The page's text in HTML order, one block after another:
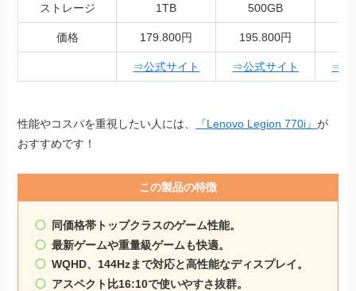
ストレージ 1TB 500GB
価格 179.800円 195.800円
⇒公式サイト ⇒公式サイト ⇒公
性能やコスパを重視したい人には、 『Lenovo Legion 770i』が
おすすめです！
この製品の特徴
同価格帯トップクラスのゲーム性能。
最新ゲームや重量級ゲームも快適。
WQHD、144Hzまで対応と高性能なディスプレイ。
アスペクト比16:10で使いやすさ抜群。